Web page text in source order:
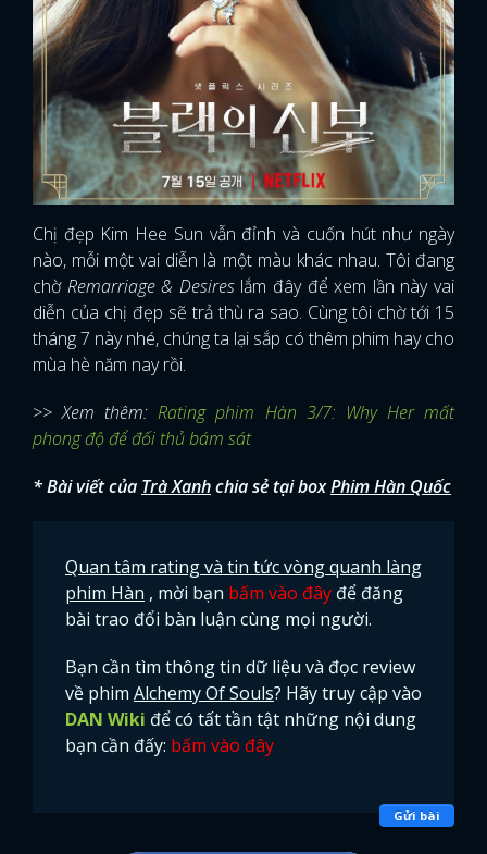
Chị đẹp Kim Hee Sun vẫn đỉnh và cuốn hút như ngày
nào, mỗi một vai diễn là một màu khác nhau. Tôi đang
chờ Remarriage & Desireslắm đây để xem lần này vai
diễn của chị đẹp sẽ trả thù ra sao. Cùng tôi chờ tới 15
tháng 7 này nhé, chúng ta lại sắp có thêm phim hay cho
mùa hè năm nay rồi.
>> Xem thêm:Rating phim Hàn 3/7: Why Her mất
phong độ để đối thủ bám sát
* Bài viết của Trà Xanhchia sẻ tại boxPhim Hàn Quốc
Quan tâm rating và tin tức vòng quanh làng
phim Hàn , mời bạn bấm vào đây để đăng
bài trao đổi bàn luận cùng mọi người.
Bạn cần tìm thông tin dữ liệu và đọc review
về phim Alchemy Of Souls? Hãy truy cập vào
DAN Wiki để có tất tần tật những nội dung
bạn cần đấy: bấm vào đây
Gửi bài